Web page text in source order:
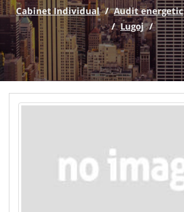
Cabinet Individual / Audit energetic
/ Lugoj /